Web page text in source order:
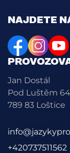
NAJDETE
Jan Dostál
Pod Luštěm
789 83 Loštice
+420737511562